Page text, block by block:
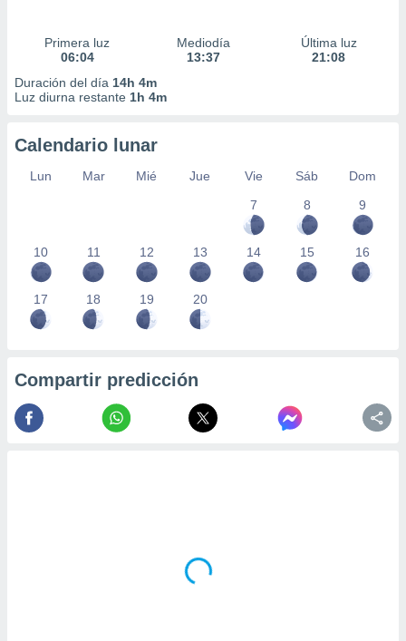
Primera luz
06:04
Mediodía
13:37
Última luz
21:08
Duración del día 14h 4m
Luz diurna restante 1h 4m
Calendario lunar
Lun Mar Mié Jue Vie Sáb
Dom
7
8 9
10 11 12 13 14 15 16
17 18 19 20
Compartir predicción